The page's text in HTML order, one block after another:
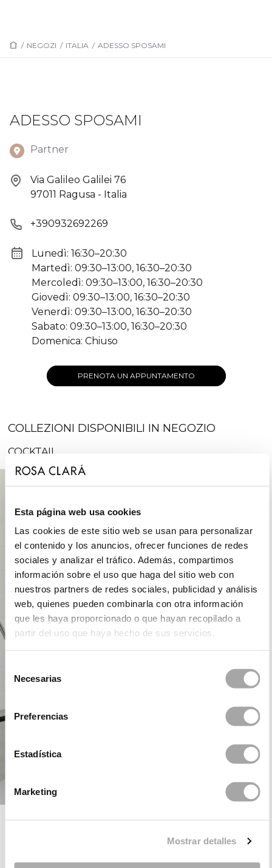
Esta página web usa cookies
Las cookies de este sitio web se usan para personalizar
el contenido y los anuncios, ofrecer funciones de redes
sociales y analizar el tráfico. Además, compartimos
información sobre el uso que haga del sitio web con
nuestros partners de redes sociales, publicidad y análisis
web, quienes pueden combinarla con otra información
que les haya proporcionado o que hayan recopilado a
partir del uso que haya hecho de sus servicios.
Necesarias
Preferencias
Estadística
Marketing
Mostrar detalles
/ NEGOZI / ITALIA / ADESSO SPOSAMI
ADESSO SPOSAMI
Partner
Via Galileo Galilei 76
97011 Ragusa - Italia
+390932692269
Lunedì: 16:30–20:30
Martedì: 09:30–13:00, 16:30–20:30
Mercoledì: 09:30–13:00, 16:30–20:30
Giovedì: 09:30–13:00, 16:30–20:30
Venerdì: 09:30–13:00, 16:30–20:30
Sabato: 09:30–13:00, 16:30–20:30
Domenica: Chiuso
PRENOTA UN APPUNTAMENTO
COLLEZIONI DISPONIBILI IN NEGOZIO
COCKTAIL